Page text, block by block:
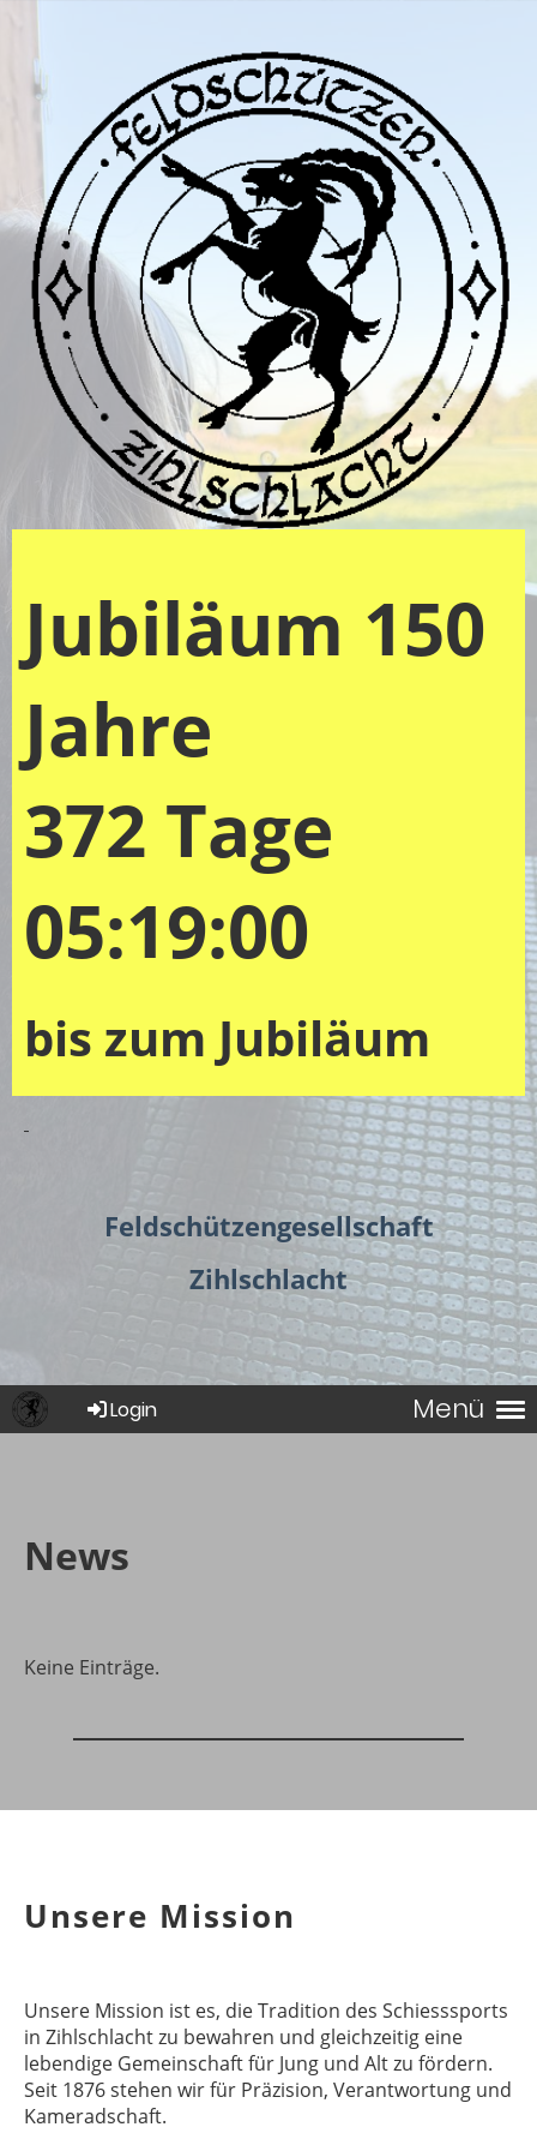
Jubiläum 150
Jahre
372 Tage
05:18:59
bis zum Jubiläum
Feldschützengesellschaft
Zihlschlacht
Menü
Login
News
Keine Einträge.
Unsere Mission
Unsere Mission ist es, die Tradition des Schiesssports
in Zihlschlacht zu bewahren und gleichzeitig eine
lebendige Gemeinschaft für Jung und Alt zu fördern.
Seit 1876 stehen wir für Präzision, Verantwortung und
Kameradschaft.